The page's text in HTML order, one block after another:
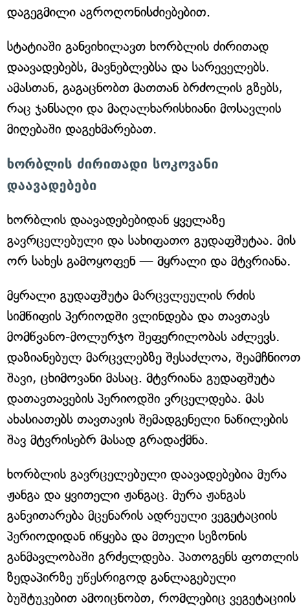
დაგეგმილი აგროღონისძიებებით.
სტატიაში განვიხილავთ ხორბლის ძირითად
დაავადებებს, მავნებლებსა და სარეველებს.
ამასთან, გაგაცნობთ მათთან ბრძოლის გზებს,
რაც ჯანსაღი და მაღალხარისხიანი მოსავლის
მიღებაში დაგეხმარებათ.
ხორბლის ძირითადი სოკოვანი
დაავადებები
ხორბლის დაავადებებიდან ყველაზე
გავრცელებული და სახიფათო გუდაფშუტაა. მის
ორ სახეს გამოყოფენ — მყრალი და მტვრიანა.
მყრალი გუდაფშუტა მარცვლეულის რძის
სიმწიფის პერიოდში ვლინდება და თავთავს
მომწვანო-მოლურჯო შეფერილობას აძლევს.
დაზიანებულ მარცვლებზე შესაძლოა, შეამჩნიოთ
შავი, ცხიმოვანი მასაც. მტვრიანა გუდაფშუტა
დათავთავების პერიოდში ვრცელდება. მას
ახასიათებს თავთავის შემადგენელი ნაწილების
შავ მტვრისებრ მასად გრადაქმნა.
ხორბლის გავრცელებული დაავადებებია მურა
ჟანგა და ყვითელი ჟანგაც. მურა ჟანგას
განვითარება მცენარის ადრეული ვეგეტაციის
პერიოდიდან იწყება და მთელი სეზონის
განმავლობაში გრძელდება. პათოგენს ფოთლის
ზედაპირზე უწესრიგოდ განლაგებული
ბუშტუკებით ამოიცნობთ, რომლებიც ვეგეტაციის